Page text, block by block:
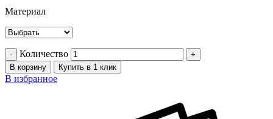
Материал
Количество
В корзину Купить в 1 клик
В избранное